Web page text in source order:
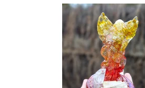
Dostupnost:
Vyprodáno
10415